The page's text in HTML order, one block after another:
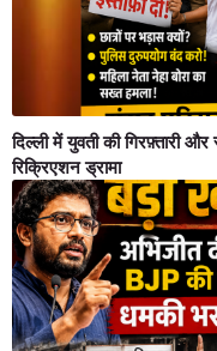
दिल्ली में युवती की गिरफ़्तारी और
रिक्रिएशन ड्रामा